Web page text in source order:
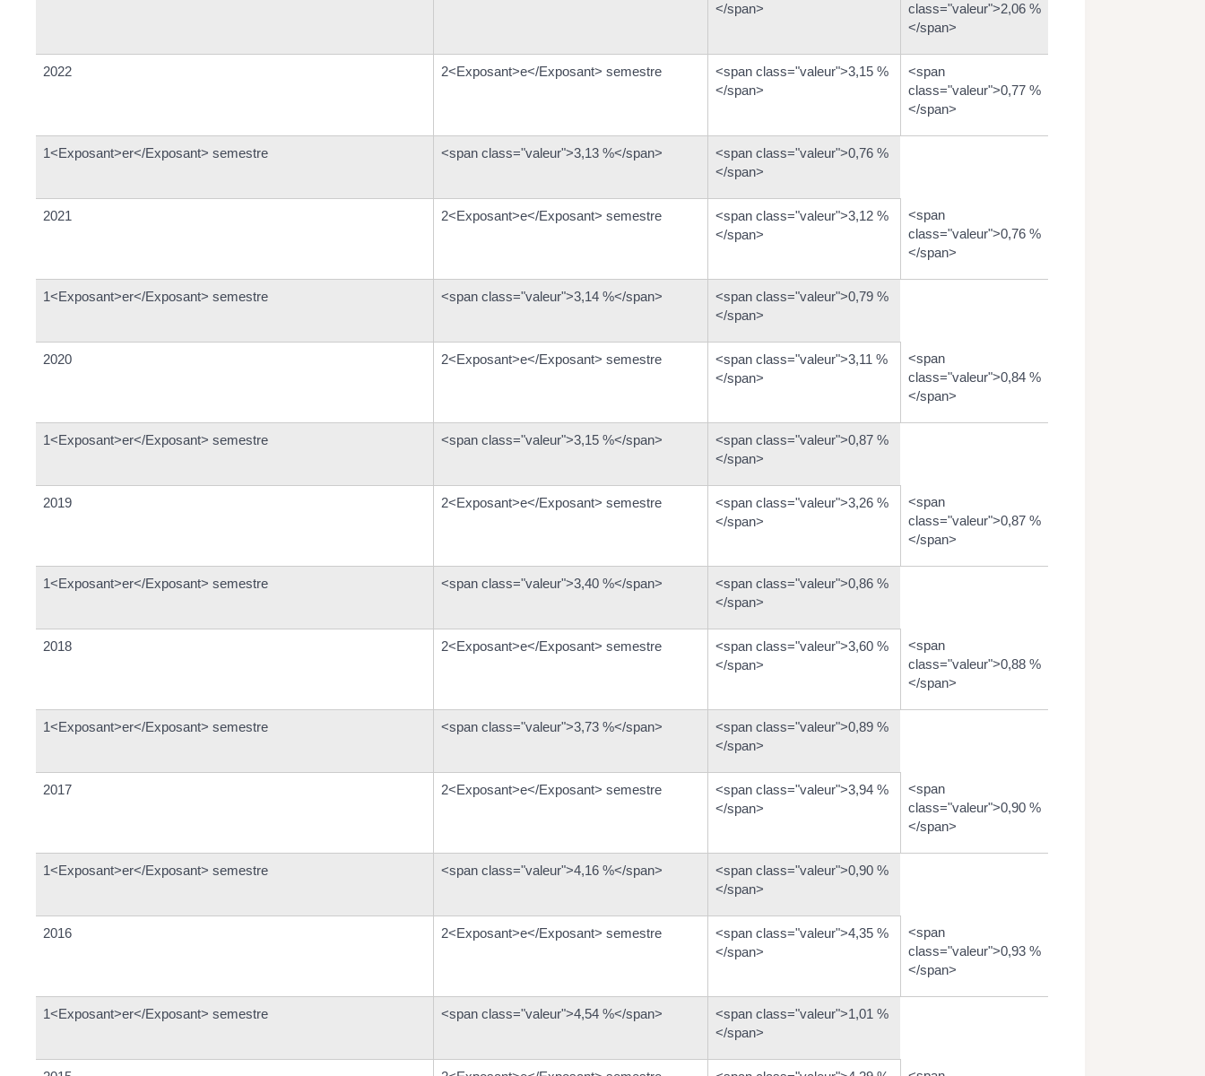
</span>
class="valeur">2,06 %
</span>
2022 2<Exposant>e</Exposant> semestre
<span class="valeur">3,15 %
</span>
<span
class="valeur">0,77 %
</span>
1<Exposant>er</Exposant> semestre <span class="valeur">3,13 %</span>
<span class="valeur">0,76 %
</span>
2021 2<Exposant>e</Exposant> semestre
<span class="valeur">3,12 %
</span>
<span
class="valeur">0,76 %
</span>
1<Exposant>er</Exposant> semestre <span class="valeur">3,14 %</span>
<span class="valeur">0,79 %
</span>
2020 2<Exposant>e</Exposant> semestre
<span class="valeur">3,11 %
</span>
<span
class="valeur">0,84 %
</span>
1<Exposant>er</Exposant> semestre <span class="valeur">3,15 %</span>
<span class="valeur">0,87 %
</span>
2019 2<Exposant>e</Exposant> semestre
<span class="valeur">3,26 %
</span>
<span
class="valeur">0,87 %
</span>
1<Exposant>er</Exposant> semestre <span class="valeur">3,40 %</span>
<span class="valeur">0,86 %
</span>
2018 2<Exposant>e</Exposant> semestre
<span class="valeur">3,60 %
</span>
<span
class="valeur">0,88 %
</span>
1<Exposant>er</Exposant> semestre <span class="valeur">3,73 %</span>
<span class="valeur">0,89 %
</span>
2017 2<Exposant>e</Exposant> semestre
<span class="valeur">3,94 %
</span>
<span
class="valeur">0,90 %
</span>
1<Exposant>er</Exposant> semestre <span class="valeur">4,16 %</span>
<span class="valeur">0,90 %
</span>
2016 2<Exposant>e</Exposant> semestre
<span class="valeur">4,35 %
</span>
<span
class="valeur">0,93 %
</span>
1<Exposant>er</Exposant> semestre <span class="valeur">4,54 %</span>
<span class="valeur">1,01 %
</span>